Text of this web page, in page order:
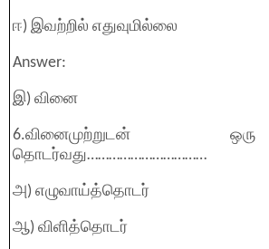
ஈ) இவற்றில் எதுவுமில்லை
Answer:
இ) வினை
6.வினைமுற்றுடன்
தொடர்வது……………………………
அ) எழுவாய்த்தொடர்
ஆ) விளித்தொடர்